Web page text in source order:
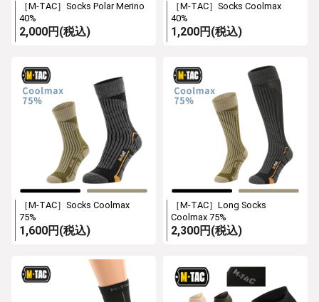
［M-TAC］Socks Polar Merino
40%
2,000円(税込)
［M-TAC］Socks Coolmax
40%
1,200円(税込)
［M-TAC］Socks Coolmax
75%
1,600円(税込)
［M-TAC］Long Socks
Coolmax 75%
2,300円(税込)